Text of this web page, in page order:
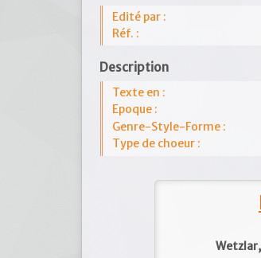
Edité par :
Réf. :
Description
Texte en :
Epoque :
Genre-Style-Forme :
Type de choeur :